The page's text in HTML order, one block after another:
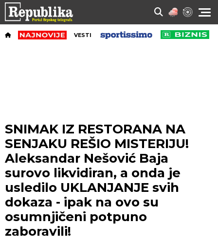
VESTI
SNIMAK IZ RESTORANA NA
SENJAKU REŠIO MISTERIJU!
Aleksandar Nešović Baja
surovo likvidiran, a onda je
usledilo UKLANJANJE svih
dokaza - ipak na ovo su
osumnjičeni potpuno
zaboravili!